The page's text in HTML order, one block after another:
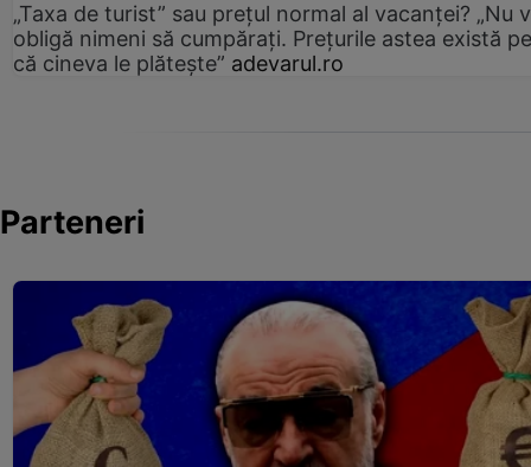
„Taxa de turist” sau prețul normal al vacanței? „Nu
obligă nimeni să cumpărați. Prețurile astea există
că cineva le plătește” adevarul.ro
Parteneri